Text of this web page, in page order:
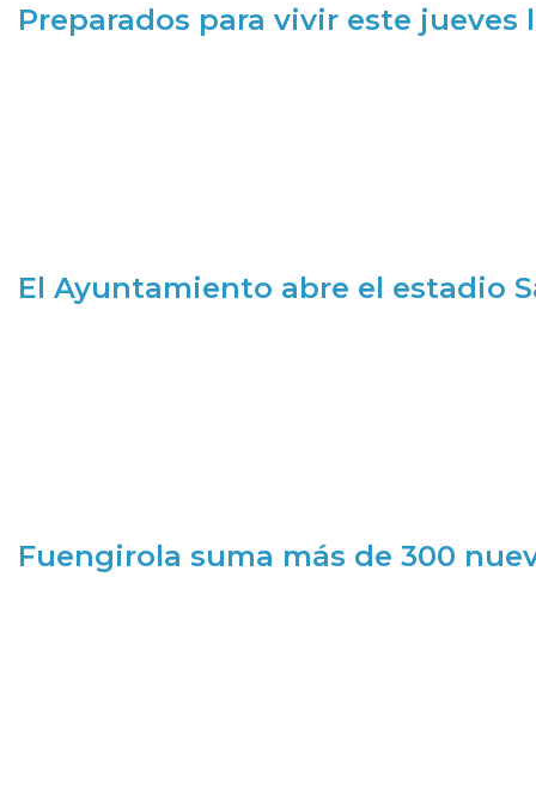
Preparados para vivir este jueves
El Ayuntamiento abre el estadio
Fuengirola suma más de 300